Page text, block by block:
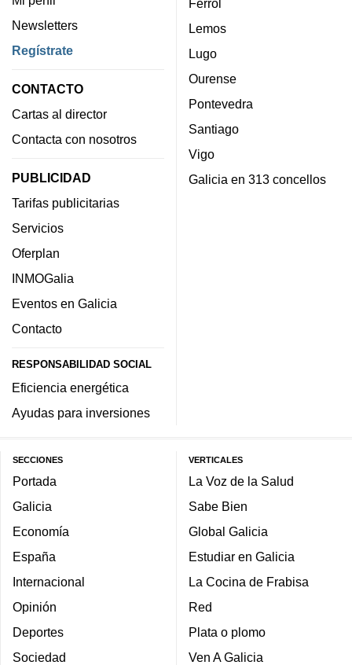
Newsletters
Regístrate
CONTACTO
Cartas al director
Contacta con nosotros
PUBLICIDAD
Tarifas publicitarias
Servicios
Oferplan
INMOGalia
Eventos en Galicia
Contacto
RESPONSABILIDAD SOCIAL
Eficiencia energética
Ayudas para inversiones
Ferrol
Lemos
Lugo
Ourense
Pontevedra
Santiago
Vigo
Galicia en 313 concellos
SECCIONES
Portada
Galicia
Economía
España
Internacional
Opinión
Deportes
Sociedad
VERTICALES
La Voz de la Salud
Sabe Bien
Global Galicia
Estudiar en Galicia
La Cocina de Frabisa
Red
Plata o plomo
Ven A Galicia